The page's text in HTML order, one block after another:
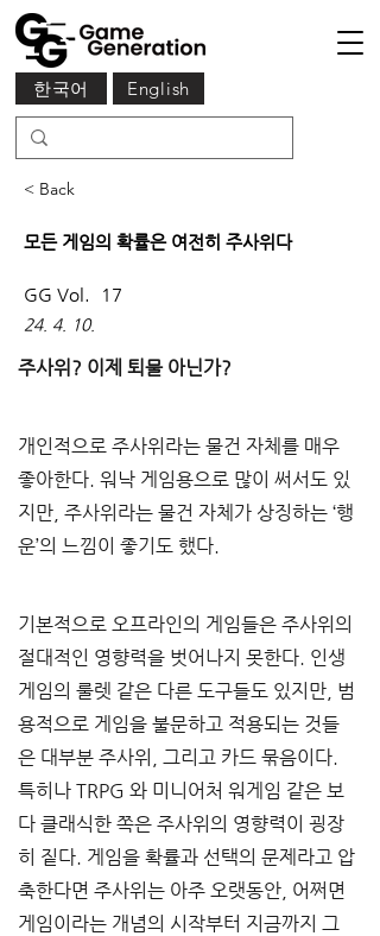
English
한국어
< Back
모든 게임의 확률은 여전히 주사위다
GG Vol. 17
24. 4. 10.
주사위 ? 이제 퇴물 아닌가?
개인적으로 주사위라는 물건 자체를 매우
좋아한다. 워낙 게임용으로 많이 써서도 있
지만 주사위라는 물건 자체가 상징하는 ‘행
운’의 느낌이 좋기도 했다.
기본적으로 오프라인의 게임들은 주사위의
절대적인 영향력을 벗어나지 못한다. 인생
게임의 룰렛 같은 다른 도구들도 있지만 범
용적으로 게임을 불문하고 적용되는 것들
은 대부분 주사위
그리고 카드 묶음이다.
특히나 TRPG 와 미니어처 워게임 같은 보
다 클래식한 쪽은 주사위의 영향력이 굉장
히 짙다. 게임을 확률과 선택의 문제라고 압
축한다면 주사위는 아주 오랫동안 어쩌면
게임이라는 개념의 시작부터 지금까지 그